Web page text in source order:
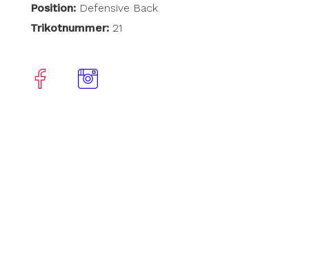
Position:Defensive Back
Trikotnummer: 21